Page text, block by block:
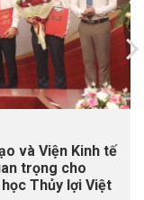
và Viện Kinh tế
trọng cho
Thủy lợi Việt